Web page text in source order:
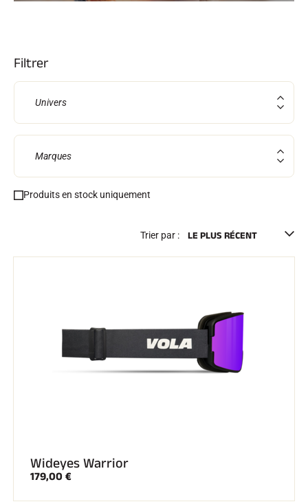
EQUITATION
Filtrer
Univers
Marques
Produits en stock uniquement
Trier par :
Wideyes Warrior
179,00 €